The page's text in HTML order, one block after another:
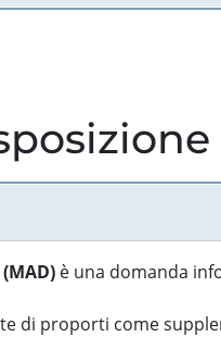
è una domanda
di proporti come